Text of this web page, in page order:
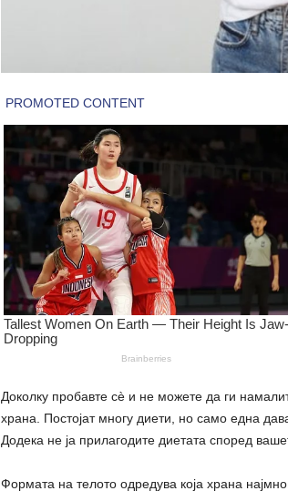
Доколку пробавте сè и не можете да ги
храна. Постојат многу диети, но само една
Додека не ја прилагодите диетата според
Формата на телото одредува која храна